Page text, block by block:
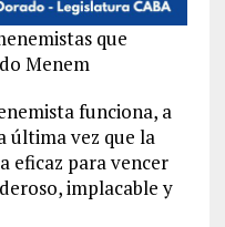
que
Menem
funciona, a
última vez que la
eficaz para vencer
implacable y